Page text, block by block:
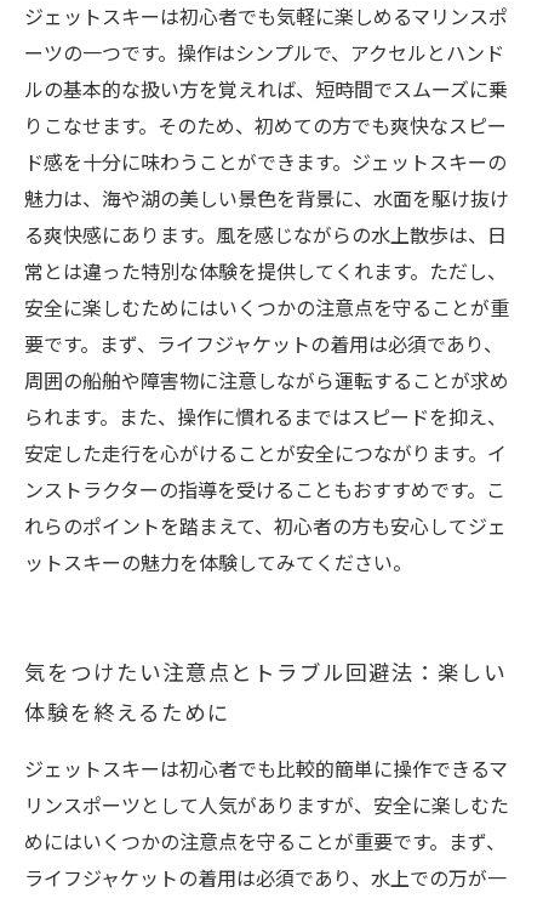
ジェットスキーは初心者でも気軽に楽しめるマリンスポ
ーツの一つです。操作はシンプルで、アクセルとハンド
ルの基本的な扱い方を覚えれば、短時間でスムーズに乗
りこなせます。そのため、初めての方でも爽快なスピー
ド感を十分に味わうことができます。ジェットスキーの
魅力は、海や湖の美しい景色を背景に、水面を駆け抜け
る爽快感にあります。風を感じながらの水上散歩は、日
常とは違った特別な体験を提供してくれます。ただし、
安全に楽しむためにはいくつかの注意点を守ることが重
要です。まず、ライフジャケットの着用は必須であり、
周囲の船舶や障害物に注意しながら運転することが求め
られます。また、操作に慣れるまではスピードを抑え、
安定した走行を心がけることが安全につながります。イ
ンストラクターの指導を受けることもおすすめです。こ
れらのポイントを踏まえて、初心者の方も安心してジェ
ットスキーの魅力を体験してみてください。
気をつけたい注意点とトラブル回避法：楽しい
体験を終えるために
ジェットスキーは初心者でも比較的簡単に操作できるマ
リンスポーツとして人気がありますが、安全に楽しむた
めにはいくつかの注意点を守ることが重要です。まず、
ライフジャケットの着用は必須であり、水上での万が一